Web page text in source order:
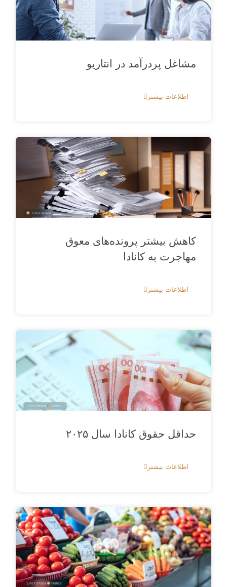
مشاغل پردرآمد در انتاریو
اطلاعات بیشتر
کاهش بیشتر پرونده‌های معوق
مهاجرت به کانادا
اطلاعات بیشتر
حداقل حقوق کانادا سال ۲۰۲۵
اطلاعات بیشتر